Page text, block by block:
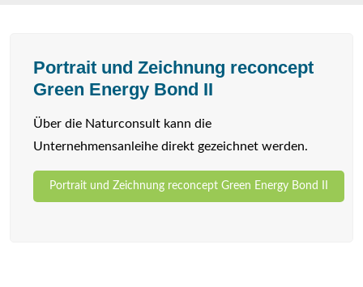
Portrait und Zeichnung reconcept
Green Energy Bond II
Über die Naturconsult kann die
Unternehmensanleihe direkt gezeichnet werden.
Portrait und Zeichnung reconcept Green Energy Bond II